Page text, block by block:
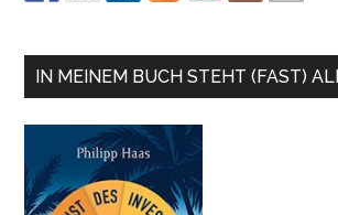
IN MEINEM BUCH STEHT (FAST)